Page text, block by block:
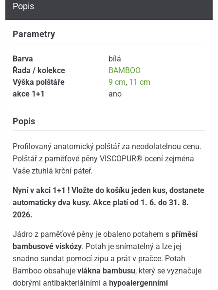
Popis
Parametry
Barva
bílá
Řada / kolekce
BAMBOO
Výška polštáře
9 cm, 11 cm
akce 1+1
ano
Popis
Profilovaný anatomický polštář za neodolatelnou cenu.
Polštář z paměťové pěny VISCOPUR® ocení zejména
Vaše ztuhlá krční páteř.
Nyní v akci 1+1 ! Vložte do košíku jeden kus, dostanete
automaticky dva kusy. Akce platí od 1. 6. do 31. 8.
2026.
Jádro z paměťové pěny je obaleno potahem spříměsí
bambusové viskózy. Potah je snímatelný a lze jej
snadno sundat pomocí zipu a prát v pračce. Potah
Bamboo obsahujevlákna bambusu, který se vyznačuje
dobrými antibakteriálními a hypoalergenními